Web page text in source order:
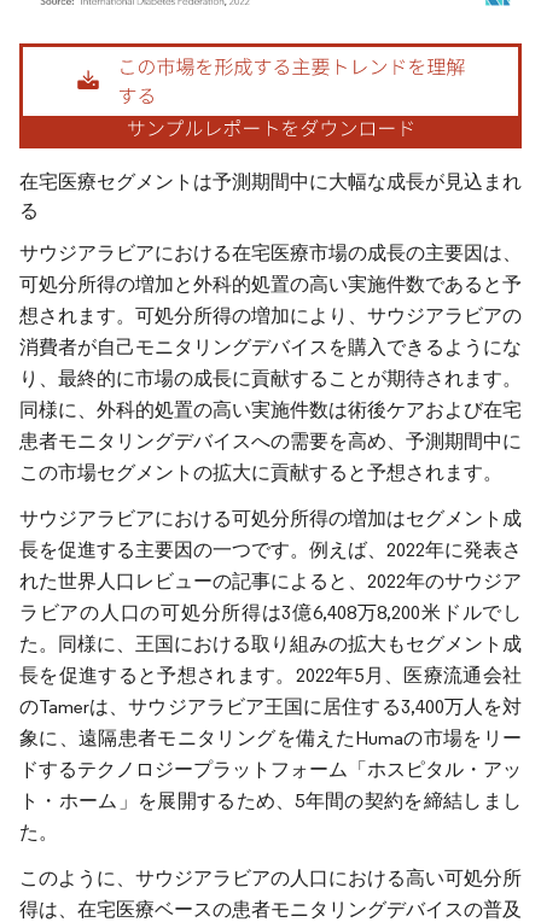
画像 © Mordor Intelligence。再利用にはCC BY 4.0の表示が必要です。
在宅医療セグメントは予測期間中に大幅な成長が見込まれ
る
サウジアラビアにおける在宅医療市場の成長の主要因は、
可処分所得の増加と外科的処置の高い実施件数であると予
想されます。可処分所得の増加により、サウジアラビアの
消費者が自己モニタリングデバイスを購入できるようにな
り、最終的に市場の成長に貢献することが期待されます。
同様に、外科的処置の高い実施件数は術後ケアおよび在宅
患者モニタリングデバイスへの需要を高め、予測期間中に
この市場セグメントの拡大に貢献すると予想されます。
サウジアラビアにおける可処分所得の増加はセグメント成
長を促進する主要因の一つです。例えば、2022年に発表さ
れた世界人口レビューの記事によると、2022年のサウジア
ラビアの人口の可処分所得は3億6,408万8,200米ドルでし
た。同様に、王国における取り組みの拡大もセグメント成
長を促進すると予想されます。2022年5月、医療流通会社
のTamerは、サウジアラビア王国に居住する3,400万人を対
象に、遠隔患者モニタリングを備えたHumaの市場をリー
ドするテクノロジープラットフォーム「ホスピタル・アッ
ト・ホーム」を展開するため、5年間の契約を締結しまし
た。
このように、サウジアラビアの人口における高い可処分所
得は、在宅医療ベースの患者モニタリングデバイスの普及